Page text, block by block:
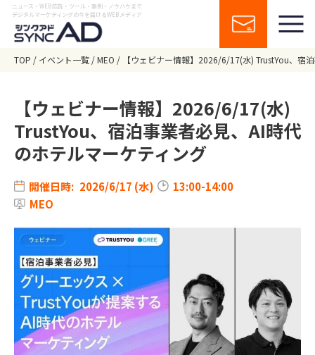
ニュース・WEB広告・ツール・事例・ノウハウまで
デジタルマーケティングの今を届けるWEBメディア
TOP イベント一覧 MEO 【ウェビナー情報】2026/6/17(水) TrustYou、宿
【ウェビナー情報】2026/6/17(水)
TrustYou、宿泊事業者必見、AI時代
のホテルマーケティング
開催日時: 2026/6/17 (水)
13:00-14:00
MEO